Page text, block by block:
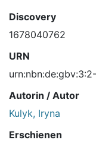
Discovery
1678040762
URN
Autorin / Autor
Kulyk, Iryna
Erschienen